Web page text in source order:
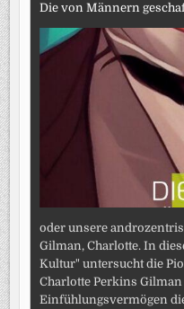
Die von Männern
oder unsere
Gilman, Charlotte. In
Kultur" untersucht die
Charlotte Perkins
Einfühlungsvermögen